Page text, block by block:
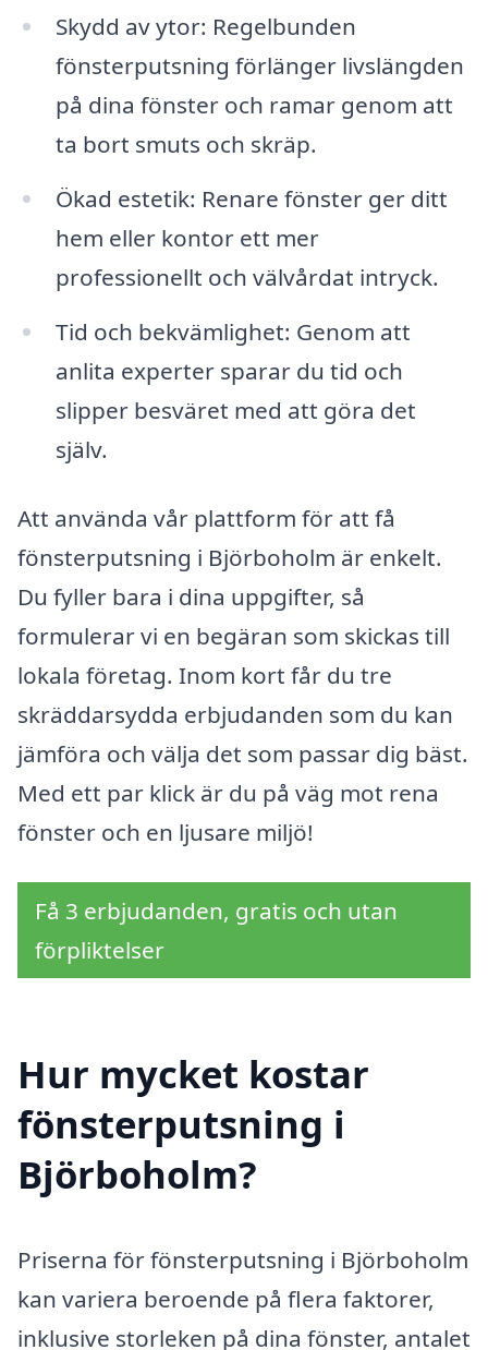
Skydd av ytor: Regelbunden
fönsterputsning förlänger livslängden
på dina fönster och ramar genom att
ta bort smuts och skräp.
Ökad estetik: Renare fönster ger ditt
hem eller kontor ett mer
professionellt och välvårdat intryck.
Tid och bekvämlighet: Genom att
anlita experter sparar du tid och
slipper besväret med att göra det
själv.
Att använda vår plattform för att få
fönsterputsning i Björboholm är enkelt.
Du fyller bara i dina uppgifter, så
formulerar vi en begäran som skickas till
lokala företag. Inom kort får du tre
skräddarsydda erbjudanden som du kan
jämföra och välja det som passar dig bäst.
Med ett par klick är du på väg mot rena
fönster och en ljusare miljö!
Få 3 erbjudanden, gratis och utan
förpliktelser
Hur mycket kostar
fönsterputsning i
Björboholm?
Priserna för fönsterputsning i Björboholm
kan variera beroende på flera faktorer,
inklusive storleken på dina fönster, antalet